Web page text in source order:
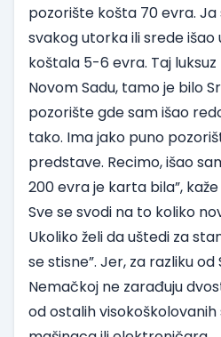
pozorište košta 70 evra. Ja
svakog utorka ili srede
koštala 5-6 evra. Taj
Novom Sadu, tamo je bilo
pozorište gde sam išao
tako. Ima jako puno
predstave. Recimo, išao
200 evra je karta bila”, kaže
Sve se svodi na to koliko
Ukoliko želi da uštedi za
se stisne”. Jer, za razliku
Nemačkoj ne zarađuju
od ostalih